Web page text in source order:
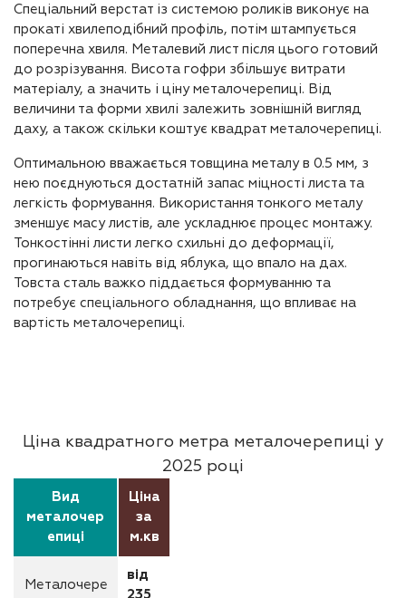
Спеціальний верстат із системою роликів виконує на
прокаті хвилеподібний профіль, потім штампується
поперечна хвиля. Металевий лист після цього готовий
до розрізування. Висота гофри збільшує витрати
матеріалу, а значить і ціну металочерепиці. Від
величини та форми хвилі залежить зовнішній вигляд
даху, а також скільки коштує квадрат металочерепиці.
Оптимальною вважається товщина металу в 0.5 мм, з
нею поєднуються достатній запас міцності листа та
легкість формування. Використання тонкого металу
зменшує масу листів, але ускладнює процес монтажу.
Тонкостінні листи легко схильні до деформації,
прогинаються навіть від яблука, що впало на дах.
Товста сталь важко піддається формуванню та
потребує спеціального обладнання, що впливає на
вартість металочерепиці.
Ціна квадратного метра металочерепиці у
2025 році
Вид
металочер
епиці
Ціна
за
м.кв
Металочере
від